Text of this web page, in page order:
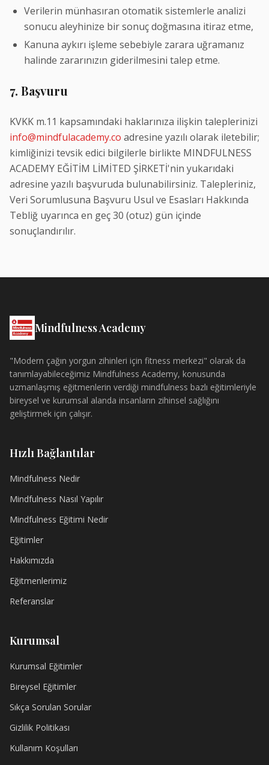
Verilerin münhasıran otomatik sistemlerle analizi
sonucu aleyhinize bir sonuç doğmasına itiraz etme,
Kanuna aykırı işleme sebebiyle zarara uğramanız
halinde zararınızın giderilmesini talep etme.
7. Başvuru
KVKK m.11 kapsamındaki haklarınıza ilişkin taleplerinizi
info@mindfulacademy.co adresine yazılı olarak iletebilir;
kimliğinizi tevsik edici bilgilerle birlikte MINDFULNESS
ACADEMY EĞİTİM LİMİTED ŞİRKETİ'nin yukarıdaki
adresine yazılı başvuruda bulunabilirsiniz. Talepleriniz,
Veri Sorumlusuna Başvuru Usul ve Esasları Hakkında
Tebliğ uyarınca en geç 30 (otuz) gün içinde
sonuçlandırılır.
Mindfulness Academy
"Modern çağın yorgun zihinleri için fitness merkezi" olarak da
tanımlayabileceğimiz Mindfulness Academy, konusunda
uzmanlaşmış eğitmenlerin verdiği mindfulness bazlı eğitimleriyle
bireysel ve kurumsal alanda insanların zihinsel sağlığını
geliştirmek için çalışır.
Hızlı Bağlantılar
Mindfulness Nedir
Mindfulness Nasıl Yapılır
Mindfulness Eğitimi Nedir
Eğitimler
Hakkımızda
Eğitmenlerimiz
Referanslar
Kurumsal
Kurumsal Eğitimler
Bireysel Eğitimler
Sıkça Sorulan Sorular
Gizlilik Politikası
Kullanım Koşulları